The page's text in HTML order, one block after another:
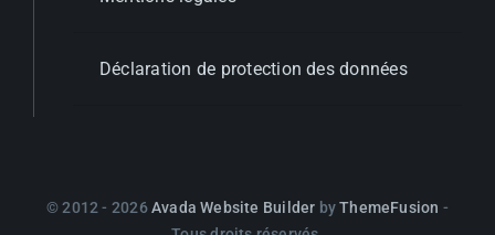
Déclaration de protection des données
© 2012 - 2026Avada Website Builder byThemeFusion -